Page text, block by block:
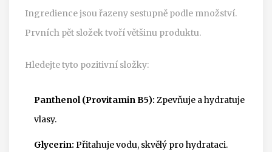
Ingredience jsou řazeny sestupně podle množství.
Prvních pět složek tvoří většinu produktu.
Hledejte tyto pozitivní složky:
Panthenol (Provitamin B5): Zpevňuje a hydratuje
vlasy.
Glycerin: Přitahuje vodu, skvělý pro hydrataci.